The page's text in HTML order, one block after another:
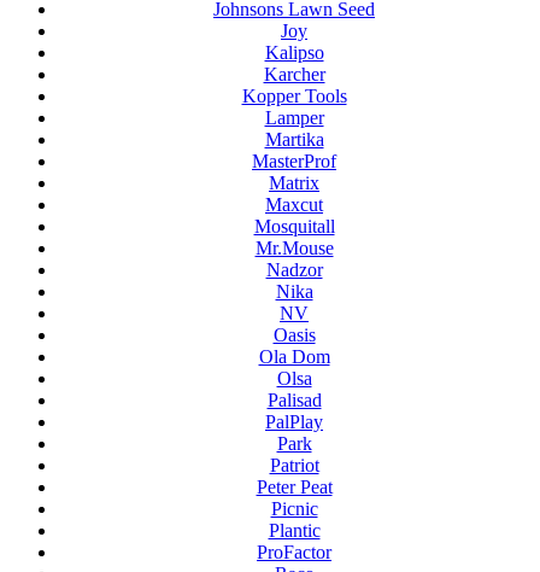
Johnsons Lawn Seed
Joy
Kalipso
Karcher
Kopper Tools
Lamper
Martika
MasterProf
Matrix
Maxcut
Mosquitall
Mr.Mouse
Nadzor
Nika
NV
Oasis
Ola Dom
Olsa
Palisad
PalPlay
Park
Patriot
Peter Peat
Picnic
Plantic
ProFactor